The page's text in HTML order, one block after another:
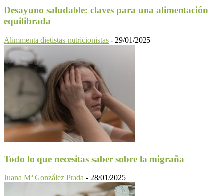
Desayuno saludable: claves para una alimentación
equilibrada
Alimmenta dietistas-nutricionistas - 29/01/2025
Todo lo que necesitas saber sobre la migraña
Juana Mª González Prada - 28/01/2025